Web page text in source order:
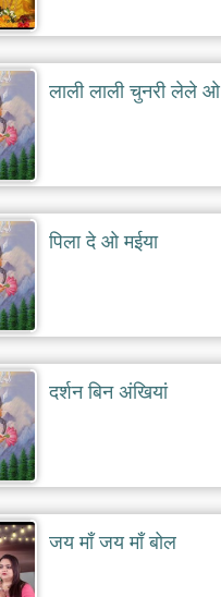
लाली लाली चुनरी लेले ओ
पिला दे ओ मईया
दर्शन बिन अंखियां
जय माँ जय माँ बोल